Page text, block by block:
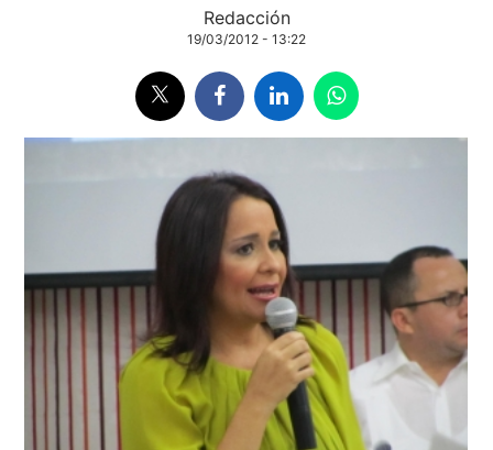
Redacción
19/03/2012 - 13:22